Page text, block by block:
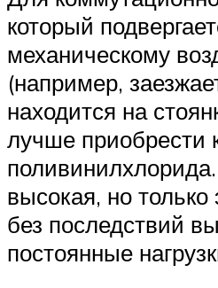
который
механическому
(например,
находится на
лучше приобрести
высокая, но только
без последствий
постоянные